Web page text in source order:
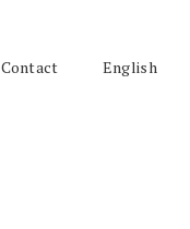
Contact English